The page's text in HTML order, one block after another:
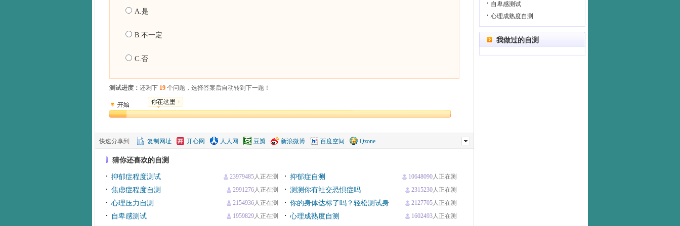
A.是
B.不一定
C.否
测试进度： 还剩下 19 个问题，选择答案后自动转到下一题！
快速分享到 复制网址 开心网 人人网 豆瓣 新浪微博 百度空间 Qzone
猜你还喜欢的自测
抑郁症程度测试 23979485人正在测 抑郁症自测 10648090人正在测
焦虑症程度自测 2991276人正在测 测测你有社交恐惧症吗 2315230人正在测
心理压力自测 2154936人正在测
你的身体达标了吗？轻松测试身
体健康指数
2127705人正在测
自卑感测试 1959829人正在测 心理成熟度自测 1602493人正在测
自卑感测试
心理成熟度自测
我做过的自测